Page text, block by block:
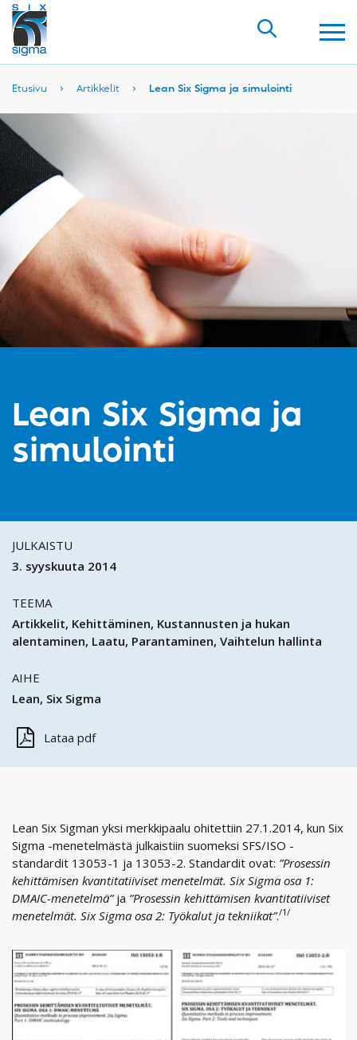
Etusivu › Artikkelit › Lean Six Sigma ja simulointi
Lean Six Sigma ja
simulointi
JULKAISTU
3. syyskuuta 2014
TEEMA
Artikkelit Kehittäminen Kustannusten ja hukan
alentaminen Laatu Parantaminen Vaihtelun hallinta
AIHE
Lean Six Sigma
Lataa pdf
Lean Six Sigman yksi merkkipaalu ohitettiin 27.1.2014, kun Six
Sigma -menetelmästä julkaistiin suomeksi SFS/ISO -
standardit 13053-1 ja 13053-2. Standardit ovat: ”Prosessin
kehittämisen kvantitatiiviset menetelmät. Six Sigma osa 1:
DMAIC-menetelmä”ja ”Prosessin kehittämisen kvantitatiiviset
menetelmät. Six Sigma osa 2: Työkalut ja tekniikat”./1/